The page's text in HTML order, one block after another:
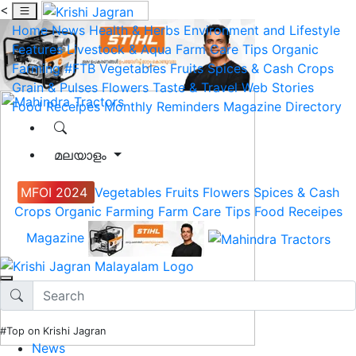
<
Home News Health & Herbs Environment and Lifestyle
Features Livestock & Aqua Farm Care Tips Organic
Farming #FTB Vegetables Fruits Spices & Cash Crops
Grain & Pulses Flowers Taste & Travel Web Stories
Food Receipes Monthly Reminders Magazine Directory
മലയാളം
MFOI 2024 Vegetables Fruits Flowers Spices & Cash
Crops Organic Farming Farm Care Tips Food Receipes
Magazine
#Top on Krishi Jagran
News